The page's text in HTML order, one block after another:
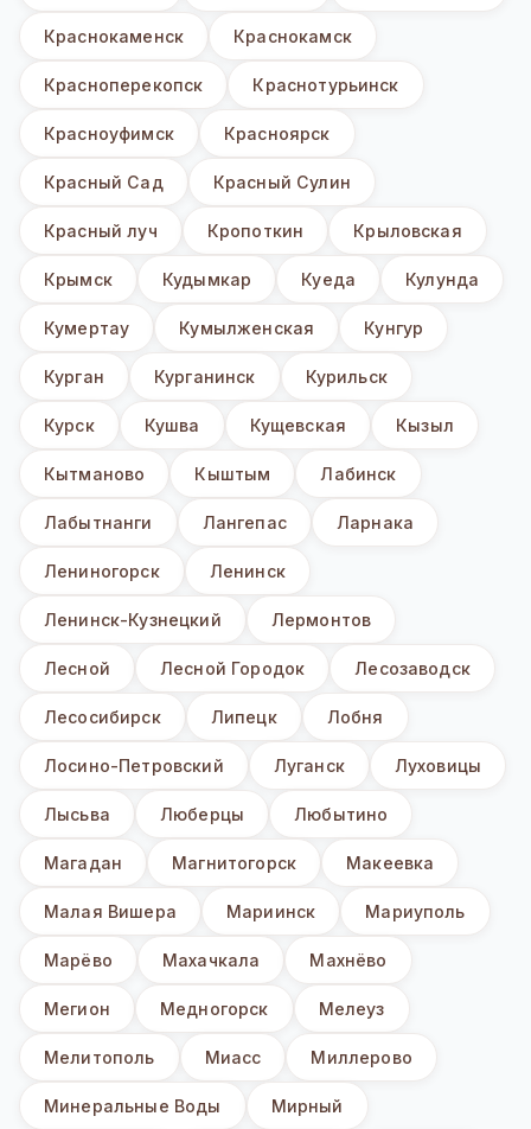
Краснокаменск Краснокамск
Красноперекопск Краснотурьинск
Красноуфимск Красноярск
Красный Сад Красный Сулин
Красный луч Кропоткин Крыловская
Крымск Кудымкар Куеда Кулунда
Кумертау Кумылженская Кунгур
Курган Курганинск Курильск
Курск Кушва Кущевская Кызыл
Кытманово Кыштым Лабинск
Лабытнанги Лангепас Ларнака
Лениногорск Ленинск
Ленинск-Кузнецкий Лермонтов
Лесной Лесной Городок Лесозаводск
Лесосибирск Липецк Лобня
Лосино-Петровский Луганск Луховицы
Лысьва Люберцы Любытино
Магадан Магнитогорск Макеевка
Малая Вишера Мариинск Мариуполь
Марёво Махачкала Махнёво
Мегион Медногорск Мелеуз
Мелитополь Миасс Миллерово
Минеральные Воды Мирный